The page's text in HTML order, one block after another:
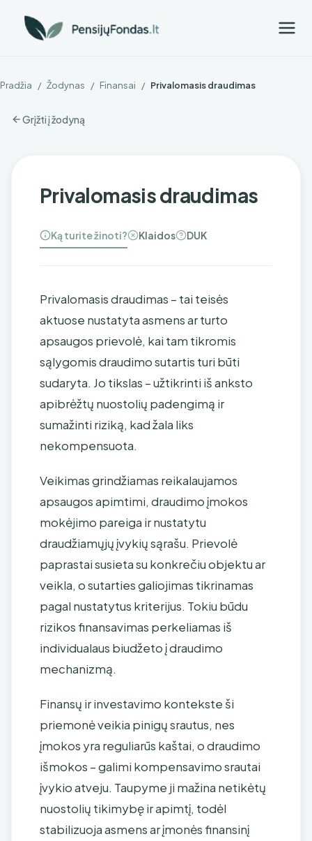
Pradžia / Žodynas / Finansai / Privalomasis draudimas
Grįžti į žodyną
Privalomasis draudimas
Ką turite žinoti? Klaidos DUK
Privalomasis draudimas – tai teisės
aktuose nustatyta asmens ar turto
apsaugos prievolė, kai tam tikromis
sąlygomis draudimo sutartis turi būti
sudaryta. Jo tikslas – užtikrinti iš anksto
apibrėžtų nuostolių padengimą ir
sumažinti riziką, kad žala liks
nekompensuota.
Veikimas grindžiamas reikalaujamos
apsaugos apimtimi, draudimo įmokos
mokėjimo pareiga ir nustatytu
draudžiamųjų įvykių sąrašu. Prievolė
paprastai susieta su konkrečiu objektu ar
veikla, o sutarties galiojimas tikrinamas
pagal nustatytus kriterijus. Tokiu būdu
rizikos finansavimas perkeliamas iš
individualaus biudžeto į draudimo
mechanizmą.
Finansų ir investavimo kontekste ši
priemonė veikia pinigų srautus, nes
įmokos yra reguliarūs kaštai, o draudimo
išmokos – galimi kompensavimo srautai
įvykio atveju. Taupyme ji mažina netikėtų
nuostolių tikimybę ir apimtį, todėl
stabilizuoja asmens ar įmonės finansinį